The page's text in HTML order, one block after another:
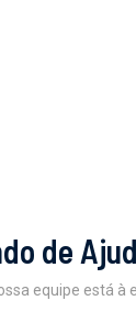
de
equipe está à